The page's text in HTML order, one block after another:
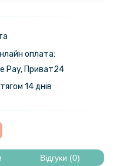
Realme 13 5G з
для Realme C33
для Realme C67 4G
оплата:
Pay, Приват24
14 днів
Відгуки (0)